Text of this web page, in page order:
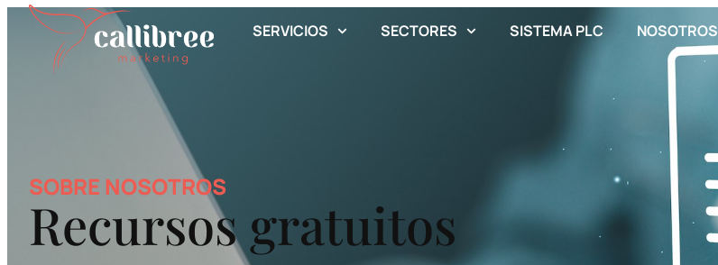
contenido
SERVICIOS SECTORES SISTEMA PLC NOSOTROS
SOBRE NOSOTROS
Recursos gratuitos